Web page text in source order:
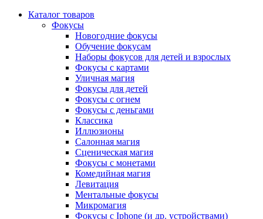
Каталог товаров
Фокусы
Новогодние фокусы
Обучение фокусам
Наборы фокусов для детей и взрослых
Фокусы с картами
Уличная магия
Фокусы для детей
Фокусы с огнем
Фокусы с деньгами
Классика
Иллюзионы
Салонная магия
Сценическая магия
Фокусы с монетами
Комедийная магия
Левитация
Ментальные фокусы
Микромагия
Фокусы с Iphone (и др. устройствами)